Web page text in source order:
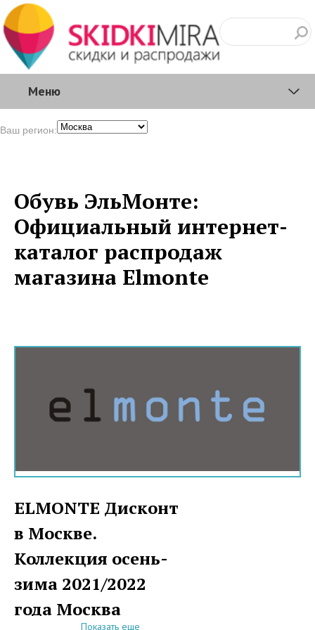
Меню
Ваш регион:
Обувь ЭльМонте:
Официальный интернет-
каталог распродаж
магазина Elmonte
ELMONTE Дисконт
в Москве.
Коллекция осень-
зима 2021/2022
года Москва
Показать еще